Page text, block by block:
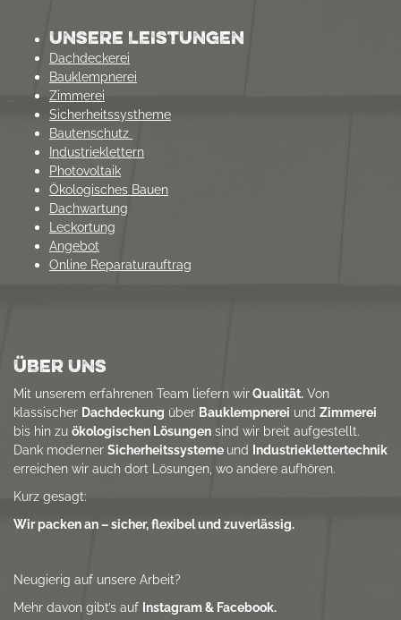
UNSERE LEISTUNGEN
Dachdeckerei
Bauklempnerei
Zimmerei
Sicherheitssystheme
Bautenschutz
Industrieklettern
Photovoltaik
Ökologisches Bauen
Dachwartung
Leckortung
Angebot
Online Reparaturauftrag
ÜBER UNS
Mit unserem erfahrenen Team liefern wirQualität. Von
klassischer Dachdeckung über Bauklempnerei und Zimmerei
bis hin zu ökologischen Lösungen sind wir breit aufgestellt.
Dank moderner Sicherheitssysteme und Industrieklettertechnik
erreichen wir auch dort Lösungen, wo andere aufhören.
Kurz gesagt:
Wir packen an – sicher, flexibel und zuverlässig.
Neugierig auf unsere Arbeit?
Mehr davon gibt’s auf Instagram & Facebook.